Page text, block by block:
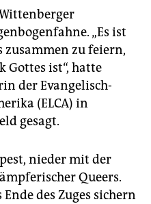
„Es ist
zusammen zu feiern,
Gottes ist“, hatte
der Evangelisch-
(ELCA) in
gesagt.
nieder mit der
Queers.
Ende des Zuges sichern